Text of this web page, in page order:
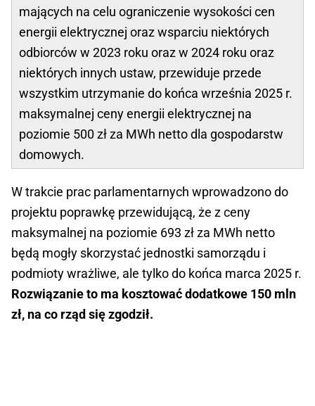
mających na celu ograniczenie wysokości cen
energii elektrycznej oraz wsparciu niektórych
odbiorców w 2023 roku oraz w 2024 roku oraz
niektórych innych ustaw, przewiduje przede
wszystkim utrzymanie do końca września 2025 r.
maksymalnej ceny energii elektrycznej na
poziomie 500 zł za MWh netto dla gospodarstw
domowych.
W trakcie prac parlamentarnych wprowadzono do
projektu poprawkę przewidującą, że z ceny
maksymalnej na poziomie 693 zł za MWh netto
będą mogły skorzystać jednostki samorządu i
podmioty wrażliwe, ale tylko do końca marca 2025 r.
Rozwiązanie to ma kosztować dodatkowe 150 mln
zł, na co rząd się zgodził.